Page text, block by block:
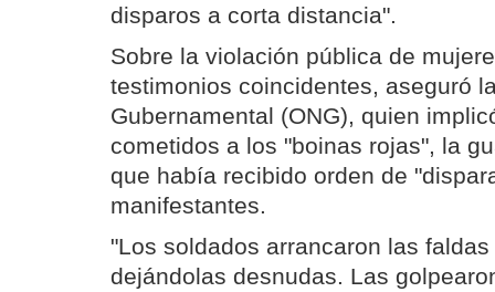
disparos a corta distancia".
Sobre la violación pública de
testimonios coincidentes, aseguró
Gubernamental (ONG), quien
cometidos a los "boinas rojas", la
que había recibido orden de
manifestantes.
"Los soldados arrancaron las
dejándolas desnudas. Las